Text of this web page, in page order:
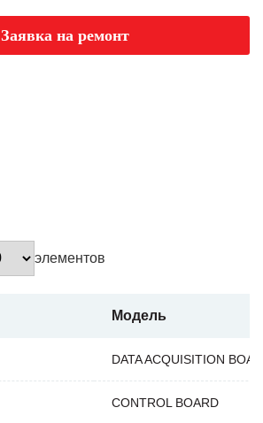
Заявка на ремонт
элементов
Модель
DATA ACQUISITION
CONTROL BOARD